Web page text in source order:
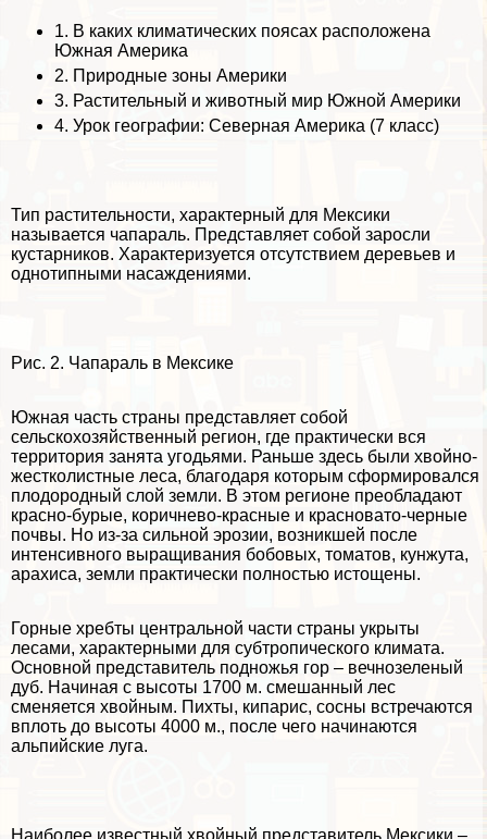
1. В каких климатических поясах расположена
Южная Америка
2. Природные зоны Америки
3. Растительный и животный мир Южной Америки
4. Урок географии: Северная Америка (7 класс)
Тип растительности, хаpaктерный для Мексики
называется чапараль. Представляет собой заросли
кустарников. Хаpaктеризуется отсутствием деревьев и
однотипными насаждениями.
Рис. 2. Чапараль в Мексике
Южная часть страны представляет собой
сельскохозяйственный регион, где пpaктически вся
территория занята угодьями. Раньше здесь были хвойно-
жестколистные леса, благодаря которым сформировался
плодородный слой земли. В этом регионе преобладают
красно-бурые, коричнево-красные и красновато-черные
почвы. Но из-за сильной эрозии, возникшей после
интенсивного выращивания бобовых, томатов, кунжута,
арахиса, земли пpaктически полностью истощены.
Горные хребты центральной части страны укрыты
лесами, хаpaктерными для субтропического климата.
Основной представитель подножья гор – вечнозеленый
дуб. Начиная с высоты 1700 м. смешанный лес
сменяется хвойным. Пихты, кипарис, сосны встречаются
вплоть до высоты 4000 м., после чего начинаются
альпийские луга.
Наиболее известный хвойный представитель Мексики –